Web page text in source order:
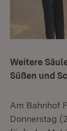
Weitere
Süßen und
Am Bahnhof
Donnerstag